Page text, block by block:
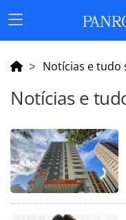
Menu
Principal
Notícias e tudo
Notícias e